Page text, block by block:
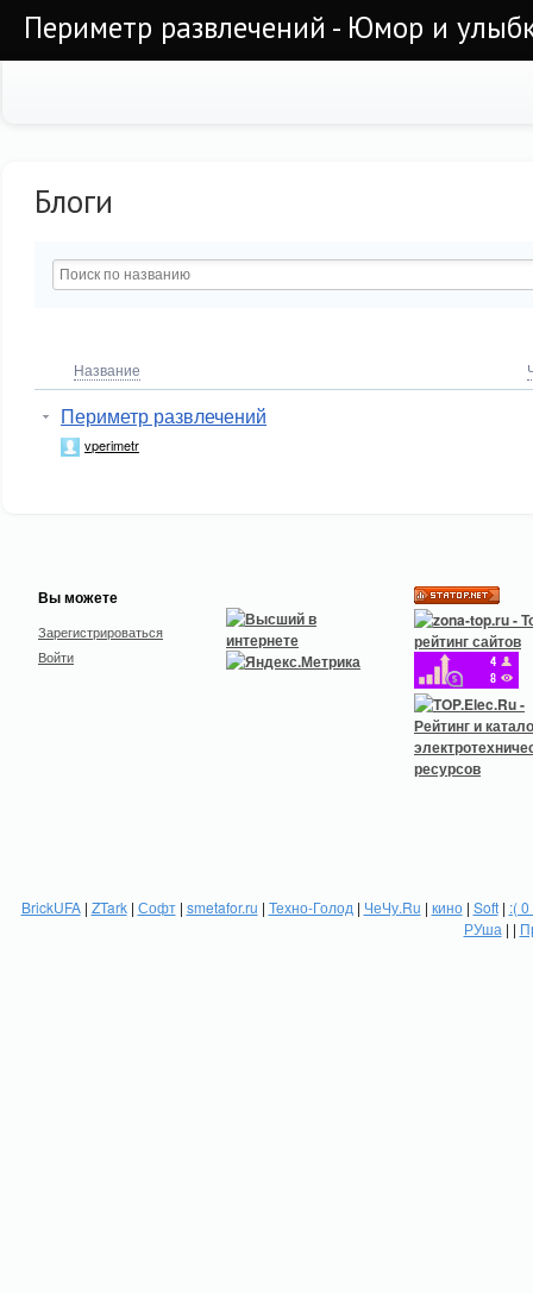
Периметр развлечений - Юмор и
Блоги
Название
Периметр развлечений
vperimetr
Вы можете
Зарегистрироваться
Войти
BrickUFA| ZTark| Софт| smetafor.ru | Техно-Голод | ЧеЧу.Ru | кино| Soft| :(
РУша | |